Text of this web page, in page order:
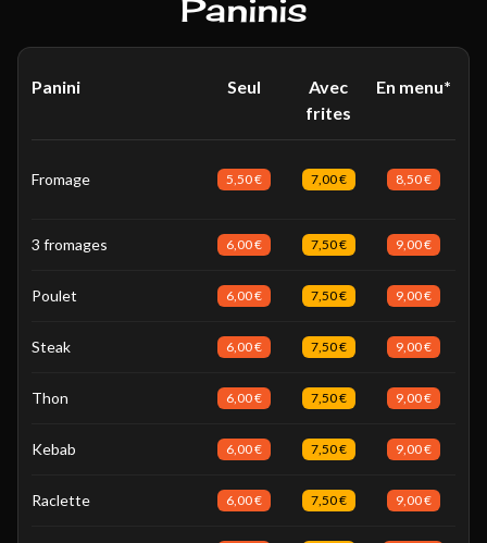
Paninis
Panini Seul
Avec
frites
En menu*
Fromage 5,50 € 7,00 € 8,50 €
3 fromages 6,00 € 7,50 € 9,00 €
Poulet 6,00 € 7,50 € 9,00 €
Steak 6,00 € 7,50 € 9,00 €
Thon 6,00 € 7,50 € 9,00 €
Kebab 6,00 € 7,50 € 9,00 €
Raclette 6,00 € 7,50 € 9,00 €